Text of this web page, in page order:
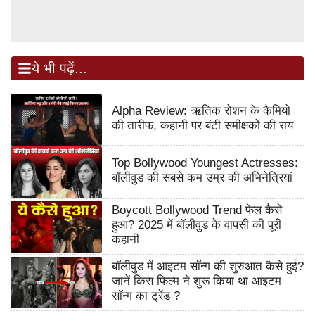
ये भी पढ़ें...
Alpha Review: ऋतिक रोशन के कैमियो
की तारीफ, कहानी पर बंटी समीक्षकों की राय
Top Bollywood Youngest Actresses:
बॉलीवुड की सबसे कम उम्र की अभिनेत्रियां
Boycott Bollywood Trend फेल कैसे
हुआ? 2025 में बॉलीवुड के वापसी की पूरी
कहानी
बॉलीवुड में आइटम सॉन्ग की शुरुआत कैसे हुई?
जानें किस फिल्म ने शुरू किया था आइटम
सॉन्ग का ट्रेंड ?